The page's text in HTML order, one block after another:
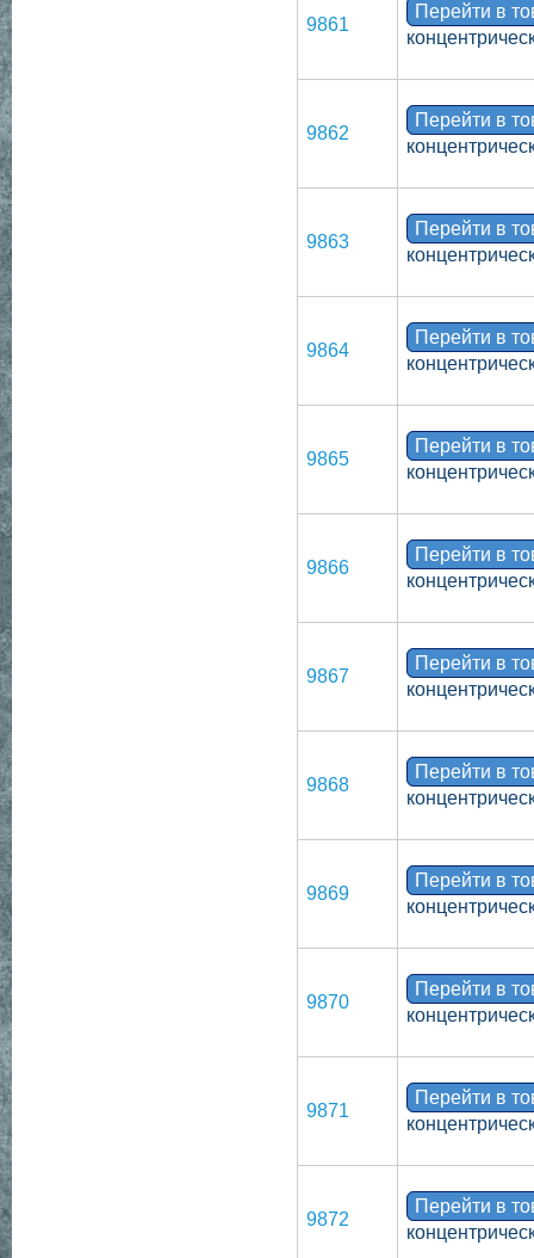
9861
Перейти в
9862
Перейти в
9863
Перейти в
9864
Перейти в
9865
Перейти в
9866
Перейти в
9867
Перейти в
9868
Перейти в
9869
Перейти в
9870
Перейти в
9871
Перейти в
9872
Перейти в